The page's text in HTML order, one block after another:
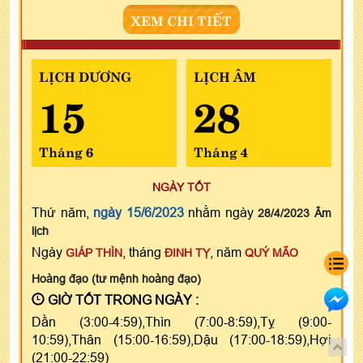
XEM CHI TIẾT
LỊCH DƯƠNG
15
Tháng 6
LỊCH ÂM
28
Tháng 4
NGÀY TỐT
Thứ năm, ngày 15/6/2023nhằm ngày28/4/2023 Âm
lịch
Ngày GIÁP THÌN , tháng ĐINH TỴ, năm QUÝ MÃO
Hoàng đạo (tư mệnh hoàng đạo)
GIỜ TỐT TRONG NGÀY :
Dần (3:00-4:59),Thìn (7:00-8:59),Tỵ (9:00-
10:59),Thân (15:00-16:59),Dậu (17:00-18:59),Hợi
(21:00-22:59)